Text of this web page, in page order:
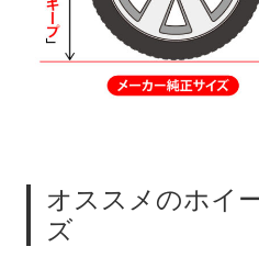
オススメのホイ
ズ